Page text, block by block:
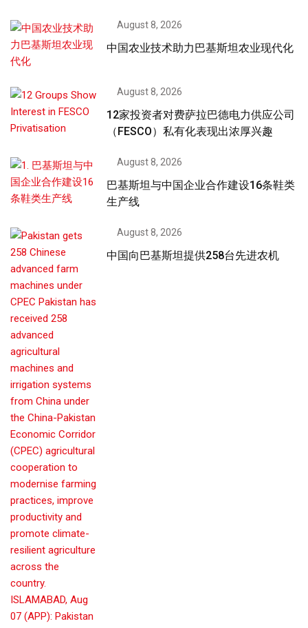
August 8, 2026
中国农业技术助力巴基斯坦农业现代化
August 8, 2026
12家投资者对费萨拉巴德电力供应公司
（FESCO）私有化表现出浓厚兴趣
August 8, 2026
巴基斯坦与中国企业合作建设16条鞋类
生产线
August 8, 2026
中国向巴基斯坦提供258台先进农机